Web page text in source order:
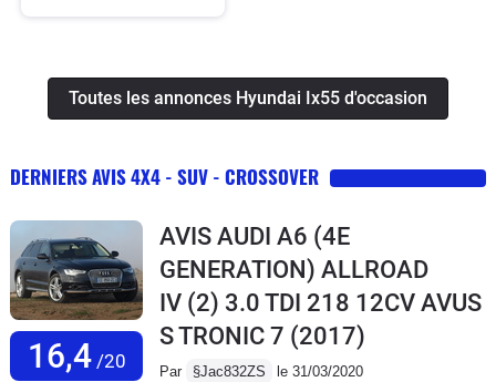
Toutes les annonces Hyundai Ix55 d'occasion
DERNIERS AVIS 4X4 - SUV - CROSSOVER
16,4/20
AVIS AUDI A6 (4E
GENERATION) ALLROAD
IV (2) 3.0 TDI 218 12CV AVUS
S TRONIC 7 (2017)
Par §Jac832ZS le 31/03/2020